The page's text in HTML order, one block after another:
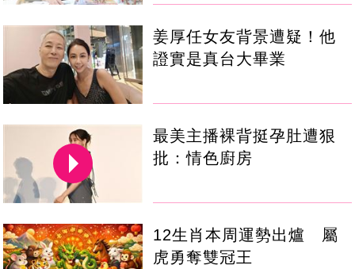
姜厚任女友背景遭疑！他
證實是真台大畢業
最美主播裸背挺孕肚遭狠
批：情色廚房
12生肖本周運勢出爐 屬
虎勇奪雙冠王